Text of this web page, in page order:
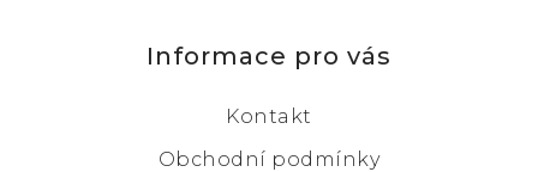
Informace pro vás
Kontakt
Obchodní podmínky